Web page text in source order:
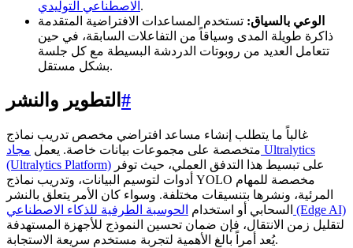
الاصطناعي التوليدي .
الوعي بالسياق: تستخدم المساعدات الافتراضية المتقدمة
ذاكرة طويلة المدى وسياقاً من التفاعلات السابقة، في حين
تتعامل العديد من روبوتات الدردشة البسيطة مع كل جلسة
بشكل مستقل.
التطوير والنشر #
غالباً ما يتطلب إنشاء مساعد افتراضي مخصص تدريب نماذج
متخصصة على مجموعات بيانات خاصة. يعمل مجاد Ultralytics
(Ultralytics Platform)
أدوات لتوسيم البيانات، وتدريب نماذج YOLO مخصصة للمهام
المرئية، ونشرها بتنسيقات مختلفة. وسواء كان الأمر يتعلق بالنشر
السحابي أو استخدام الحوسبة الطرفية للذكاء الاصطناعي (Edge AI)
لتقليل زمن الانتقال، فإن ضمان تحسين النموذج للأجهزة المستهدفة
يُعد أمراً بالغ الأهمية لتجربة مستخدم سريعة الاستجابة.